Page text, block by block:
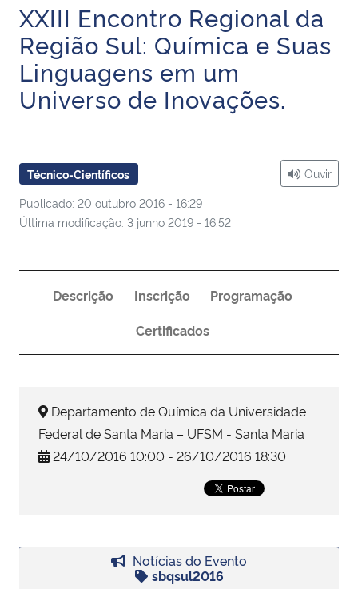
Ministério da Cidadania
Ministério da Saúde
Ministério do Meio Ambiente
Controladoria-Geral da União
Secretaria-Geral
Secretaria de Governo
XXIII Encontro Regional da
Região Sul: Química e Suas
Linguagens em um
Universo de Inovações.
Técnico-Científicos
Publicado: 20 outubro 2016 - 16:29
Última modificação: 3 junho 2019 - 16:52
Ouvir
Descrição Inscrição
Programação
Certificados
Departamento de Química da Universidade
Federal de Santa Maria – UFSM - Santa Maria
24/10/2016 10:00 - 26/10/2016 18:30
Notícias do Evento
sbqsul2016